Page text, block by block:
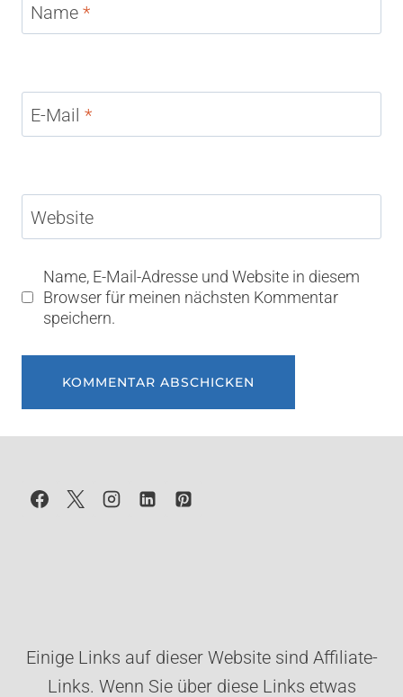
Name *
E-Mail *
Website
Name, E-Mail-Adresse und Website in diesem
Browser für meinen nächsten Kommentar
speichern.
Einige Links auf dieser Website sind Affiliate-
Links. Wenn Sie über diese Links etwas